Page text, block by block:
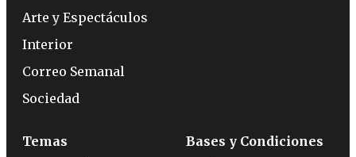
Arte y Espectáculos
Interior
Correo Semanal
Sociedad
Temas
Bases y Condiciones